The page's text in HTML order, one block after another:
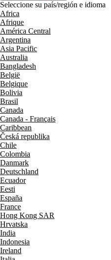
Seleccione su país/región e idioma
Africa
Afrique
América Central
Argentina
Asia Pacific
Australia
Bangladesh
België
Belgique
Bolivia
Brasil
Canada
Canada - Français
Caribbean
Česká republika
Chile
Colombia
Danmark
Deutschland
Ecuador
Eesti
España
France
Hong Kong SAR
Hrvatska
India
Indonesia
Ireland